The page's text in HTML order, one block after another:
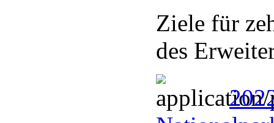
Ziele für
des